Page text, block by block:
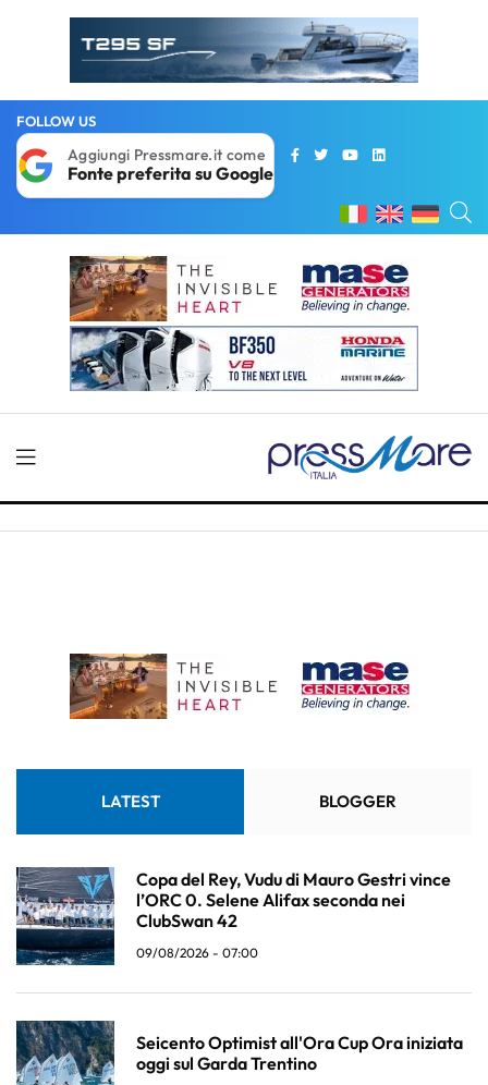
FOLLOW US
Aggiungi Pressmare.it come
Fonte preferita su Google
LATEST BLOGGER
Copa del Rey, Vudu di Mauro Gestri vince
l’ORC 0. Selene Alifax seconda nei
ClubSwan 42
09/08/2026 - 07:00
Seicento Optimist all'Ora Cup Ora iniziata
oggi sul Garda Trentino